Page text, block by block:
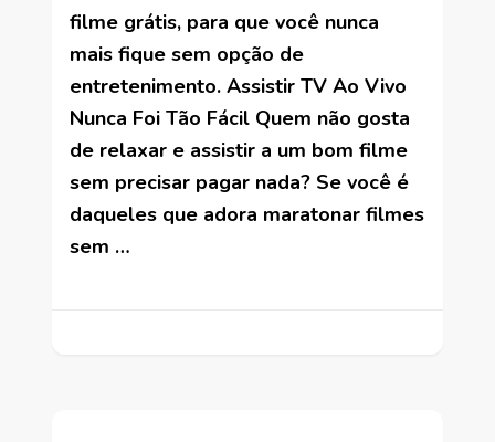
filme grátis, para que você nunca
mais fique sem opção de
entretenimento. Assistir TV Ao Vivo
Nunca Foi Tão Fácil Quem não gosta
de relaxar e assistir a um bom filme
sem precisar pagar nada? Se você é
daqueles que adora maratonar filmes
sem …